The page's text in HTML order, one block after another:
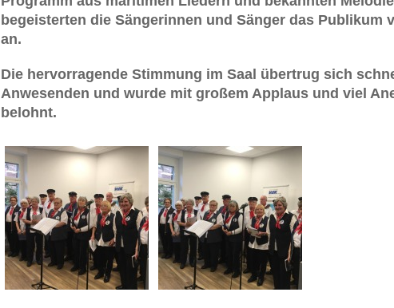
begeisterten die Sängerinnen und Sänger das Publikum
an.
Die hervorragende Stimmung im Saal übertrug sich
Anwesenden und wurde mit großem Applaus und viel
belohnt.